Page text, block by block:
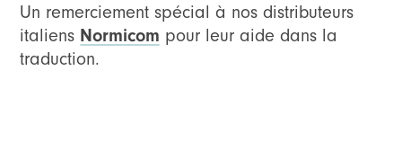
Un remerciement spécial à nos distributeurs
italiens Normicom pour leur aide dans la
traduction.